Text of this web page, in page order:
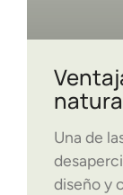
Una de
diseño y